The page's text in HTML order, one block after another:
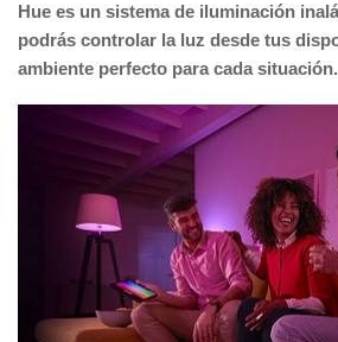
Hue es un sistema de iluminación
podrás controlar la luz desde tus
ambiente perfecto para cada situación.